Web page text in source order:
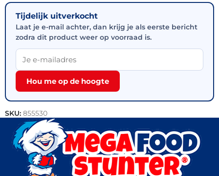
Tijdelijk uitverkocht
Laat je e-mail achter, dan krijg je als eerste bericht
zodra dit product weer op voorraad is.
Hou me op de hoogte
SKU: 855530
Categorieën:Horeca groothandel